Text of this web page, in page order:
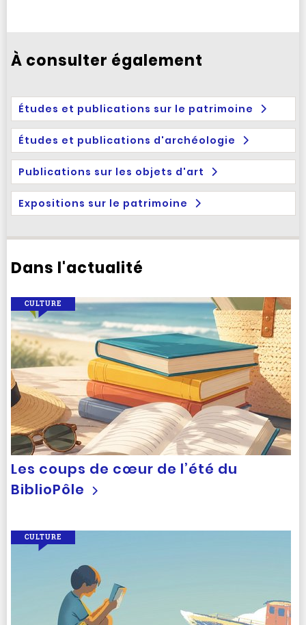
À consulter également
Études et publications sur le patrimoine
Études et publications d'archéologie
Publications sur les objets d'art
Expositions sur le patrimoine
Dans l'actualité
Les coups de cœur de l’été du
BiblioPôle
CULTURE
CULTURE